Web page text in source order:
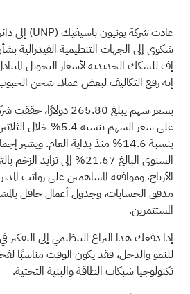
عادت شركة يونيون باسيفيك (UNP) إلى
شكوى إلى الجهات التنظيمية الفيدرالية
إف للسكك الحديدية لأسعار التحويل
إنه رفع التكاليف لبعض عملاء شحن
بسعر سهم يبلغ 265.80
على سعر السهم بنسبة
بنسبة 14.6% منذ بداية العام. ويشير
السنوي البالغ 21.67% إلى
الأرباح، وموافقة المساهمين على رواتب
مدقق الحسابات، وجدول أعمال حافل
المستثمرين.
إذا دفعك هذا النزاع التنظيمي إلى
للنمو والدخل، فقد يكون الوقت مناسبًا
تكنولوجيا شبكات الطاقة والبنية التحتية.